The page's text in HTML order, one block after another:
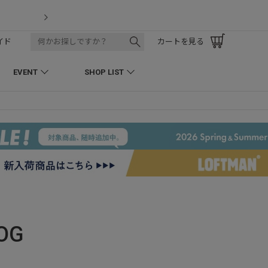
EVENT SHOP LIST
ド カートを見る